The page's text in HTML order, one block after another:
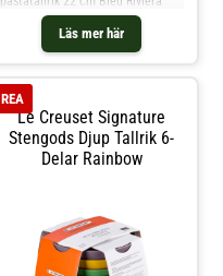
Läs mer här
Le Creuset Signature
Stengods Djup Tallrik 6-
Delar Rainbow
REA